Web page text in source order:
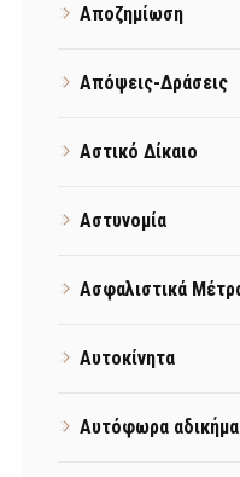
Αποζημίωση
Απόψεις-Δράσεις
Αστικό Δίκαιο
Αστυνομία
Ασφαλιστικά
Αυτοκίνητα
Αυτόφωρα